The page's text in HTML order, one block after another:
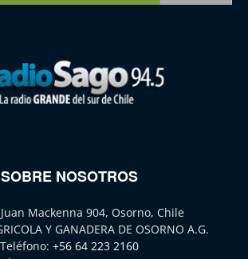
SOBRE NOSOTROS
Mackenna 904, Osorno, Chile
Y GANADERA DE OSORNO A.G.
Teléfono: +56 64 223 2160